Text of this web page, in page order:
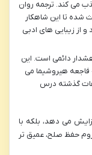
می کند. ترجمه روان
شده تا این شاهکار
از زیبایی های ادبی
دائمی است. این
هیروشیما می
گذشته درس
می دهد، بلکه با
حفظ صلح، عمیق تر